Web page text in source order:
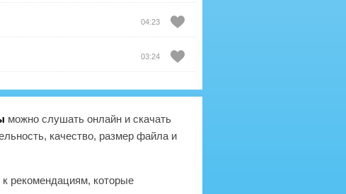
04:23
03:24
можно слушать онлайн и скачать
качество, размер файла и
рекомендациям, которые